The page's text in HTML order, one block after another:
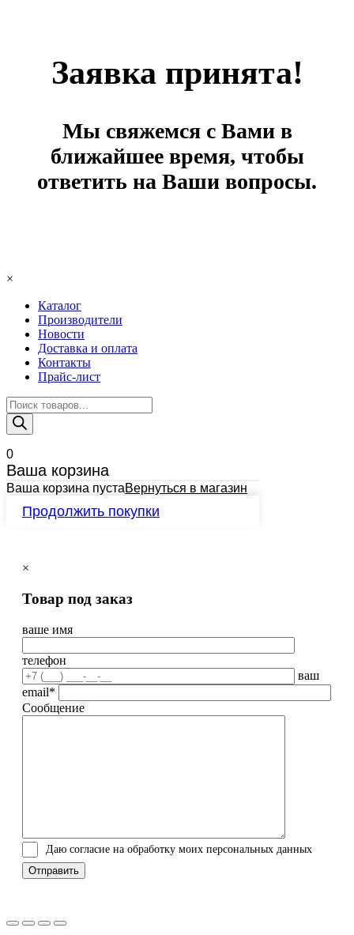
Заявка принята!
Мы свяжемся с Вами в
ближайшее время, чтобы
ответить на Ваши вопросы.
×
Каталог
Производители
Новости
Доставка и оплата
Контакты
Прайс-лист
Поиск
товаров
0
Ваша корзина
Ваша корзина пустаВернуться в магазин
Продолжить покупки
×
Товар под заказ
ваше имя
телефон
ваш
email*
Сообщение
Даю согласие на обработку моих персональных данных